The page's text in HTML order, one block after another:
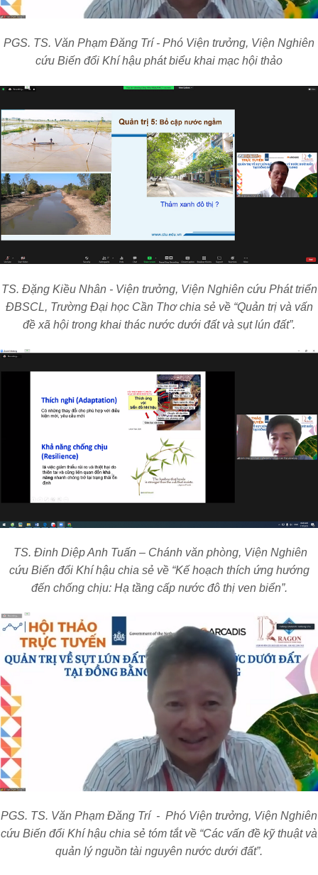
PGS. TS. Văn Phạm Đăng Trí - Phó Viện trưởng, Viện Nghiên
cứu Biến đổi Khí hậu phát biểu khai mạc hội thảo
TS. Đặng Kiều Nhân - Viện trưởng, Viện Nghiên cứu Phát triển
ĐBSCL, Trường Đại học Cần Thơ chia sẻ về “Quản trị và vấn
đề xã hội trong khai thác nước dưới đất và sụt lún đất”.
TS. Đinh Diệp Anh Tuấn – Chánh văn phòng, Viện Nghiên
cứu Biến đổi Khí hậu chia sẻ về “Kế hoạch thích ứng hướng
đến chống chịu: Hạ tầng cấp nước đô thị ven biển”.
PGS. TS. Văn Phạm Đăng Trí - Phó Viện trưởng, Viện Nghiên
cứu Biến đổi Khí hậu chia sẻ tóm tắt về “Các vấn đề kỹ thuật và
quản lý nguồn tài nguyên nước dưới đất”.